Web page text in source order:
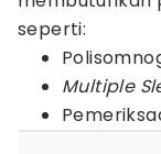
seperti:
Multiple